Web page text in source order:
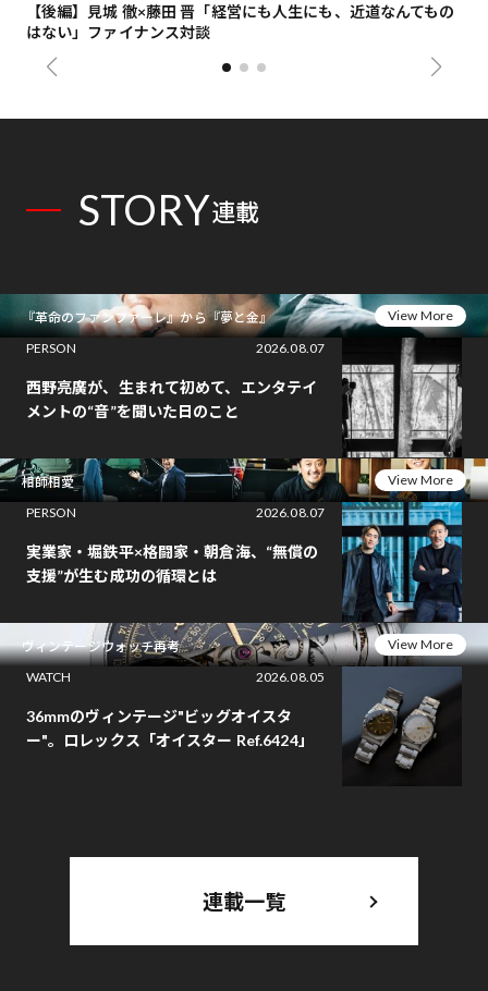
【後編】見城 徹×藤田 晋「経営にも人生にも、近道なんてもの
はない」ファイナンス対談
STORY連載
『革命のファンファーレ』から『夢と金』
View More
PERSON
2026.08.07
西野亮廣が、生まれて初めて、エンタテイ
メントの“音”を聞いた日のこと
相師相愛
View More
PERSON
2026.08.07
実業家・堀鉄平×格闘家・朝倉海、“無償の
支援”が生む成功の循環とは
ヴィンテージウォッチ再考
View More
WATCH
2026.08.05
36mmのヴィンテージ"ビッグオイスタ
ー"。ロレックス「オイスター Ref.6424」
連載一覧